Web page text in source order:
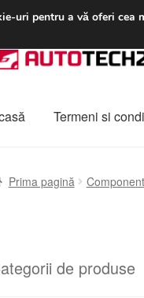
de la 33 lei
Termeni si
Prima pagină
de produse
uri pentru a vă oferi cea